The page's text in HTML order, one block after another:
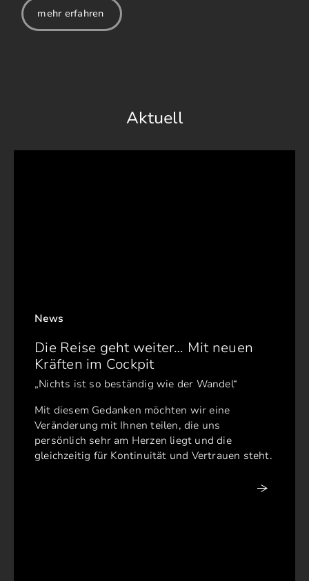
mehr erfahren
Aktuell
News
Die Reise geht weiter… Mit neuen
Kräften im Cockpit
„Nichts ist so beständig wie der Wandel“
Mit diesem Gedanken möchten wir eine
Veränderung mit Ihnen teilen, die uns
persönlich sehr am Herzen liegt und die
gleichzeitig für Kontinuität und Vertrauen steht.